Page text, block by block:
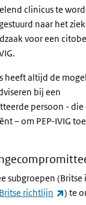
clinicus te
naar het
voor een
heeft altijd de
bij een
persoon -
– om PEP-IVIG
subgroepen
Britse richtlijn ) te